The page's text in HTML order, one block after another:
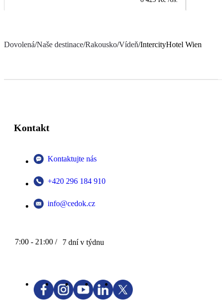
Dovolená/Naše destinace/Rakousko/Vídeň/IntercityHotel Wien
Kontakt
Kontaktujte nás
+420 296 184 910
info@cedok.cz
7:00 - 21:00 / 7 dní v týdnu